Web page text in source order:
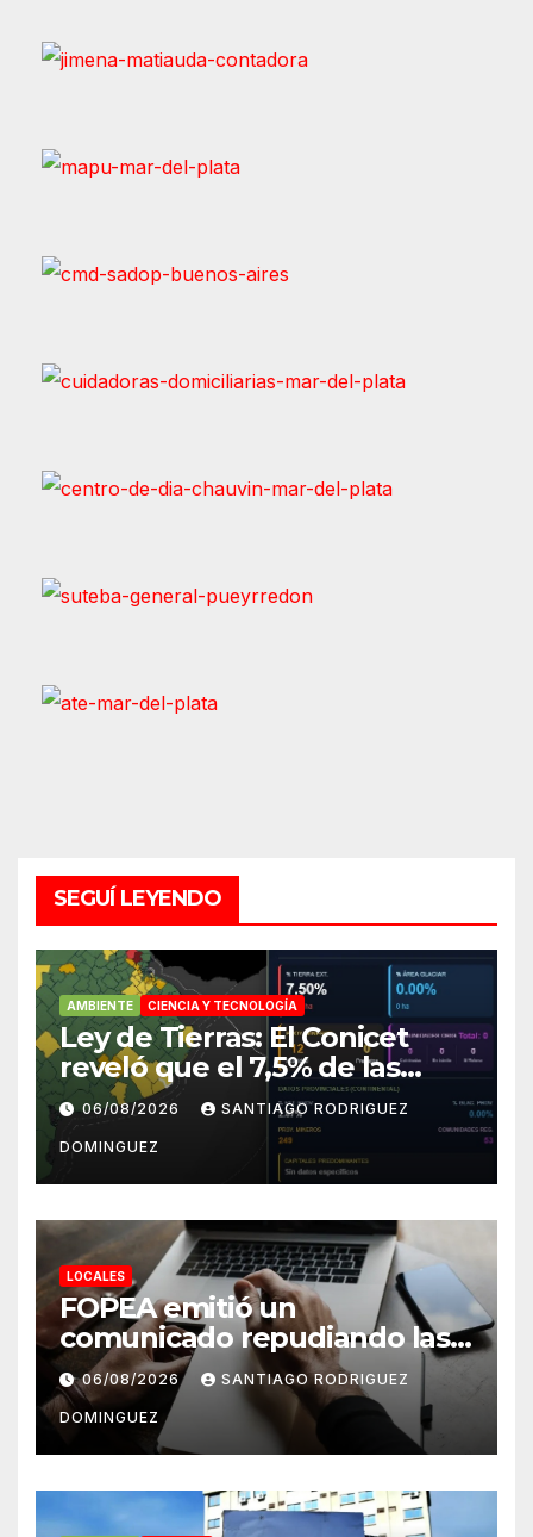
SEGUÍ LEYENDO
AMBIENTE CIENCIA Y TECNOLOGÍA
Ley de Tierras: El Conicet
reveló que el 7,5% de las
tierras rurales de Mar del
Plata pertenecen a
extranjeros
06/08/2026 SANTIAGO RODRIGUEZ
DOMINGUEZ
LOCALES
FOPEA emitió un
comunicado repudiando las
cuentas pseudo periodísticas
de Instagram en Mar del
Plata
06/08/2026 SANTIAGO RODRIGUEZ
DOMINGUEZ